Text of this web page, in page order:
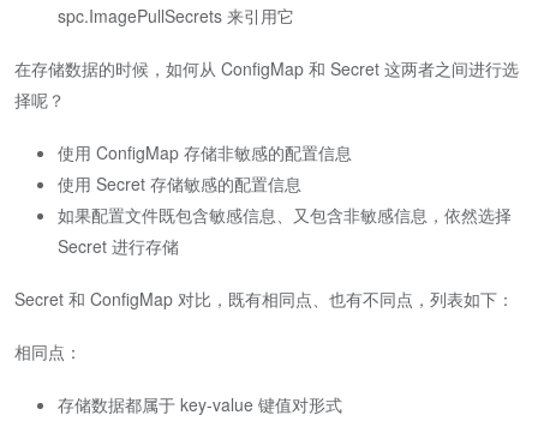
spc.ImagePullSecrets 来引用它
在存储数据的时候，如何从 ConfigMap 和 Secret 这两者之间进行选
择呢？
使用 ConfigMap 存储非敏感的配置信息
使用 Secret 存储敏感的配置信息
如果配置文件既包含敏感信息、又包含非敏感信息，依然选择
Secret 进行存储
Secret 和 ConfigMap 对比，既有相同点、也有不同点，列表如下：
相同点：
存储数据都属于 key-value 键值对形式